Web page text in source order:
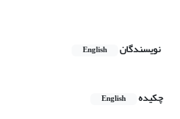
نویسندگان English
چکیده English